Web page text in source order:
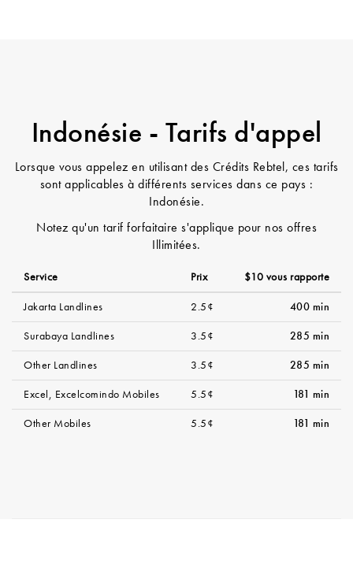
Indonésie - Tarifs d'appel
Lorsque vous appelez en utilisant des Crédits Rebtel, ces tarifs
sont applicables à différents services dans ce pays :
Indonésie.
Notez qu'un tarif forfaitaire s'applique pour nos offres
Illimitées.
Service Prix $10 vous rapporte
Jakarta Landlines 2.5¢ 400 min
Surabaya Landlines 3.5¢ 285 min
Other Landlines 3.5¢ 285 min
Excel, Excelcomindo Mobiles 5.5¢ 181 min
Other Mobiles 5.5¢ 181 min